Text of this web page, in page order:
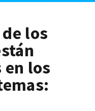
los
los